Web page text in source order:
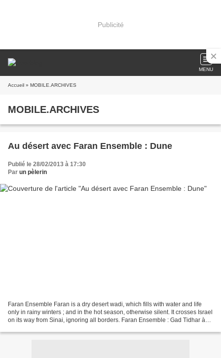
Publicité
MENU
Accueil » MOBILE.ARCHIVES
MOBILE.ARCHIVES
Au désert avec Faran Ensemble : Dune
Publié le 28/02/2013 à 17:30
Par un pèlerin
Faran Ensemble Faran is a dry desert wadi, which fills with water and life
only in rainy winters ; and in the hot season, otherwise silent. It crosses Israel
on its way from Sinai, ignoring all borders. Faran Ensemble : Gad Tidhar à